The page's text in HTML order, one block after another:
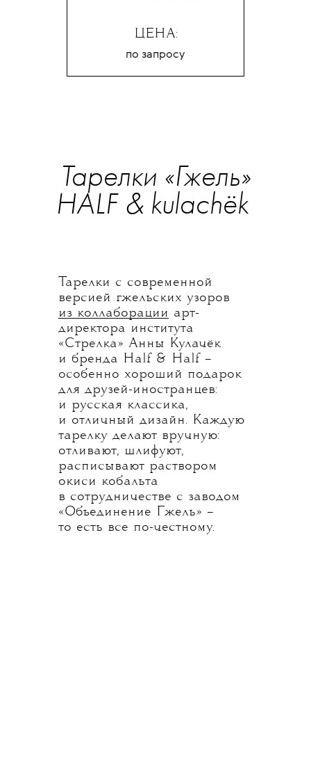
ЦЕНА:
по запросу
Тарелки «Гжель»
HALF & kulachёk
Тарелки с современной
версией гжельских узоров
из коллаборации арт-
директора института
«Стрелка» Анны Кулачёк
и бренда Half & Half –
особенно хороший подарок
для друзей-иностранцев:
и русская классика,
и отличный дизайн. Каждую
тарелку делают вручную:
отливают, шлифуют,
расписывают раствором
окиси кобальта
в сотрудничестве с заводом
«Объединение Гжель» –
то есть все по-честному.